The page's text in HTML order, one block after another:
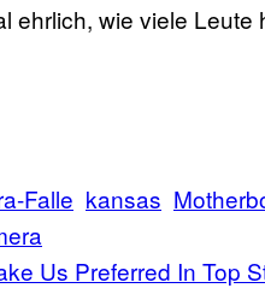
ehrlich, wie viele
Falle kansas
Us Preferred In Top